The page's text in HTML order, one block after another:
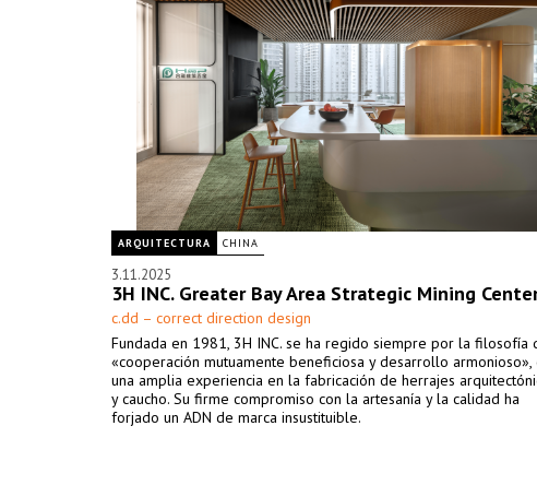
ARQUITECTURA CHINA
3.11.2025
3H INC. Greater Bay Area Strategic Mining
c.dd – correct direction design
Fundada en 1981, 3H INC. se ha regido siempre por la filosofía
«cooperación mutuamente beneficiosa y desarrollo armonioso»,
una amplia experiencia en la fabricación de herrajes
y caucho. Su firme compromiso con la artesanía y la calidad ha
forjado un ADN de marca insustituible.